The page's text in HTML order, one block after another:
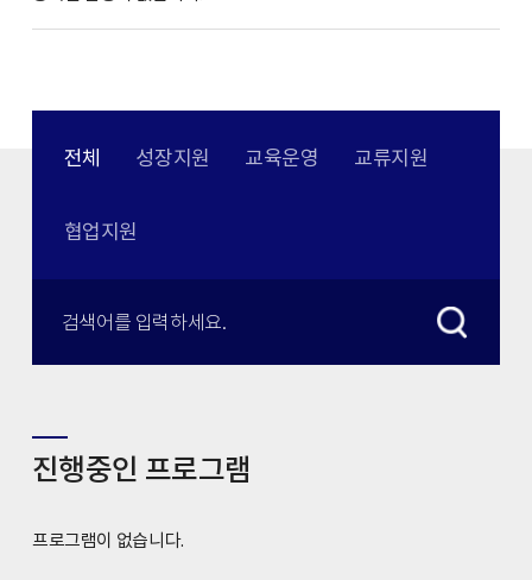
전체 성장지원 교육운영 교류지원
협업지원
진행중인 프로그램
프로그램이 없습니다.